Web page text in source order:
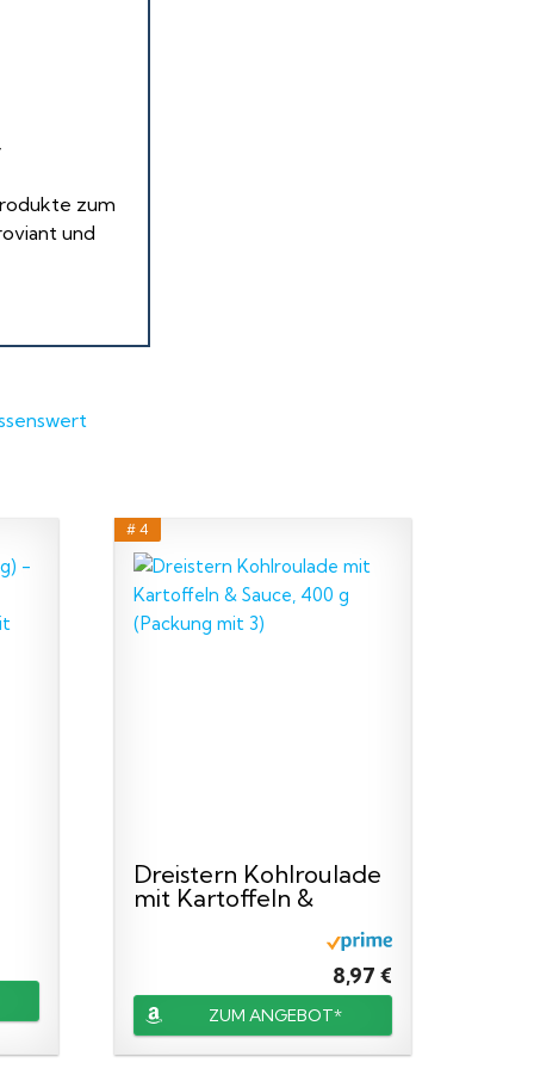
zum
und
# 4
Dreistern Kohlroulade
mit Kartoffeln &
8,97 €
ZUM ANGEBOT*